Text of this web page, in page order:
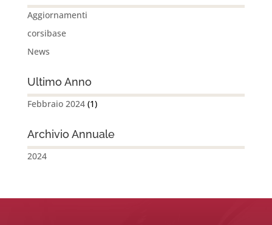
Aggiornamenti
corsibase
News
Ultimo Anno
Febbraio 2024(1)
Archivio Annuale
2024